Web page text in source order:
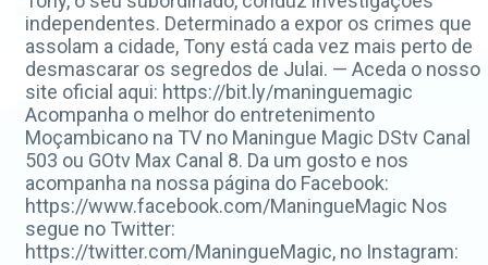
independentes. Determinado a expor os crimes que
assolam a cidade, Tony está cada vez mais perto de
desmascarar os segredos de Julai. — Aceda o nosso
site oficial aqui: https://bit.ly/maninguemagic
Acompanha o melhor do entretenimento
Moçambicano na TV no Maningue Magic DStv Canal
503 ou GOtv Max Canal 8. Da um gosto e nos
acompanha na nossa página do Facebook:
https://www.facebook.com/ManingueMagic Nos
segue no Twitter:
https://twitter.com/ManingueMagic, no Instagram: